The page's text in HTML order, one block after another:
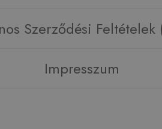
Szerződési Feltételek
Impresszum